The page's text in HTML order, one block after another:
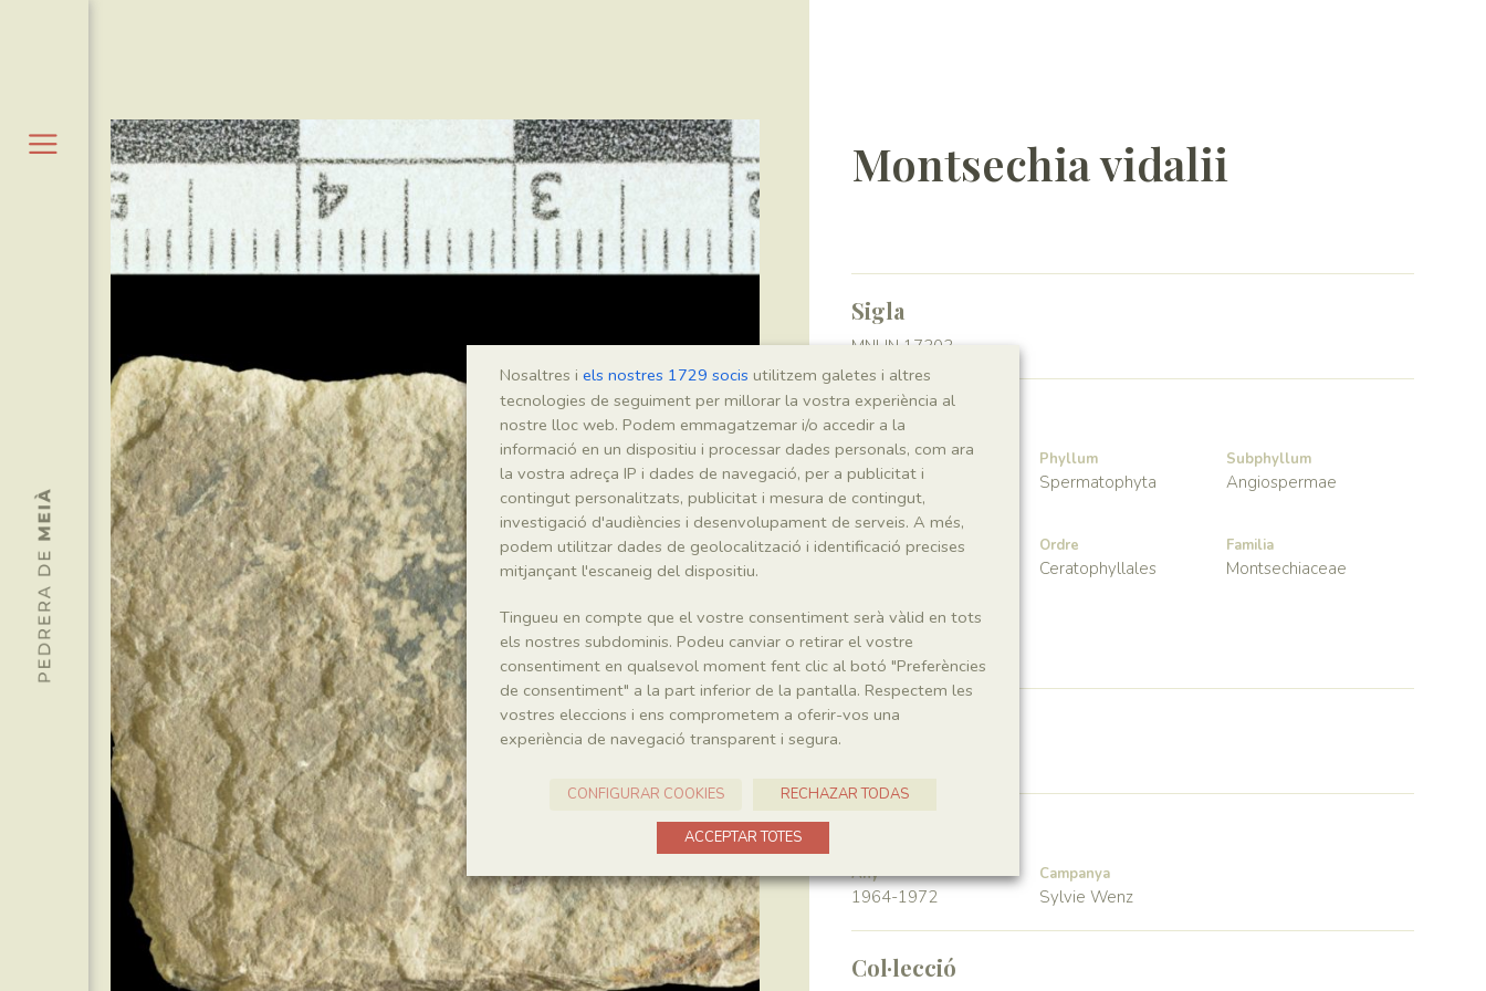
Montsechia vidalii
Sigla
MNHN 17303
Taxonomia
Regne
Plantae
Phyllum
Spermatophyta
Subphyllum
Angiospermae
Classe Ordre
Ceratophyllales
Familia
Montsechiaceae
Génere
Montsechia
Localitat
Any
1964-1972
Campanya
Sylvie Wenz
Col·lecció
Nosaltres i els nostres 1729 socis utilitzem galetes i altres
tecnologies de seguiment per millorar la vostra experiència al
nostre lloc web. Podem emmagatzemar i/o accedir a la
informació en un dispositiu i processar dades personals, com ara
la vostra adreça IP i dades de navegació, per a publicitat i
contingut personalitzats, publicitat i mesura de contingut,
investigació d'audiències i desenvolupament de serveis. A més,
podem utilitzar dades de geolocalització i identificació precises
mitjançant l'escaneig del dispositiu.
Tingueu en compte que el vostre consentiment serà vàlid en tots
els nostres subdominis. Podeu canviar o retirar el vostre
consentiment en qualsevol moment fent clic al botó "Preferències
de consentiment" a la part inferior de la pantalla. Respectem les
vostres eleccions i ens comprometem a oferir-vos una
experiència de navegació transparent i segura.
CONFIGURAR COOKIES RECHAZAR TODAS
ACCEPTAR TOTES